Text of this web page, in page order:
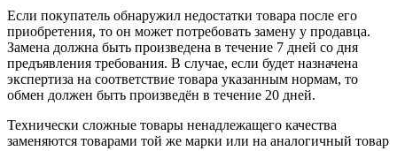
Если покупатель обнаружил недостатки товара после его
приобретения, то он может потребовать замену у продавца.
Замена должна быть произведена в течение 7 дней со дня
предъявления требования. В случае, если будет назначена
экспертиза на соответствие товара указанным нормам, то
обмен должен быть произведён в течение 20 дней.
Технически сложные товары ненадлежащего качества
заменяются товарами той же марки или на аналогичный товар